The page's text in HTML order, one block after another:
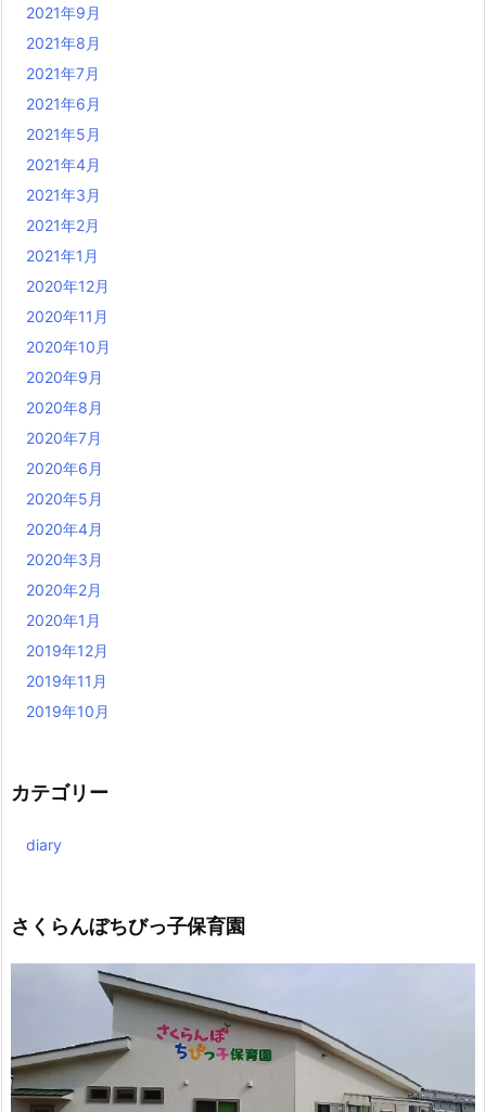
2021年9月
2021年8月
2021年7月
2021年6月
2021年5月
2021年4月
2021年3月
2021年2月
2021年1月
2020年12月
2020年11月
2020年10月
2020年9月
2020年8月
2020年7月
2020年6月
2020年5月
2020年4月
2020年3月
2020年2月
2020年1月
2019年12月
2019年11月
2019年10月
カテゴリー
diary
さくらんぼちびっ子保育園